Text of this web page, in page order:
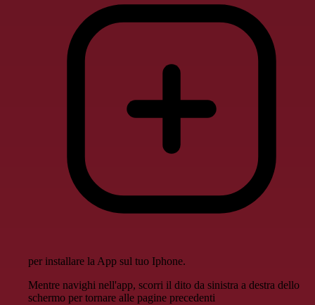
per installare la App sul tuo Iphone.
Mentre navighi nell'app, scorri il dito da sinistra a destra dello
schermo per tornare alle pagine precedenti